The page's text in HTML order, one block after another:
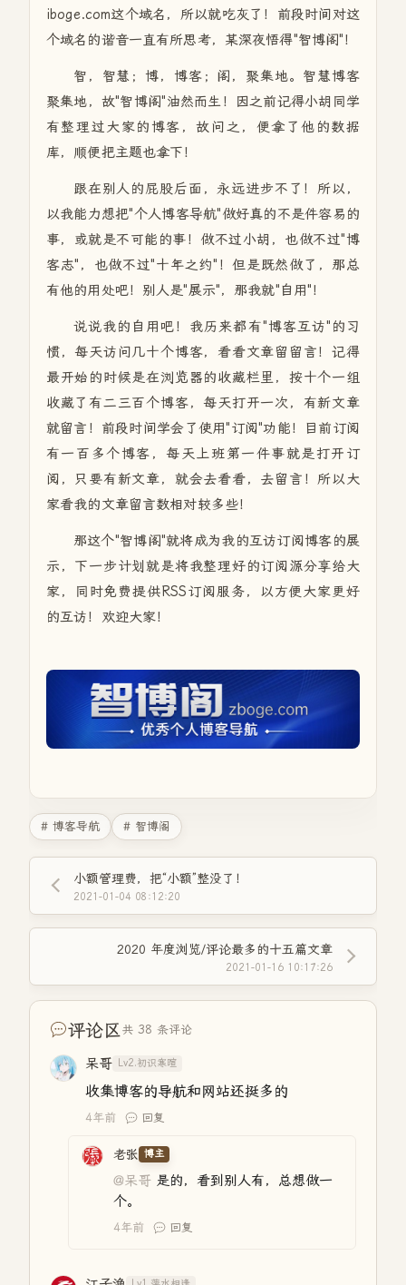
iboge.com这个域名，所以就吃灰了！前段时间对这
个域名的谐音一直有所思考，某深夜悟得"智博阁"！
智，智慧；博，博客；阁，聚集地。智慧博客
聚集地，故"智博阁"油然而生！因之前记得小胡同学
有整理过大家的博客，故问之，便拿了他的数据
库，顺便把主题也拿下！
跟在别人的屁股后面，永远进步不了！所以，
以我能力想把"个人博客导航"做好真的不是件容易的
事，或就是不可能的事！做不过小胡，也做不过"博
客志"，也做不过"十年之约"！但是既然做了，那总
有他的用处吧！别人是"展示"，那我就"自用"！
说说我的自用吧！我历来都有"博客互访"的习
惯，每天访问几十个博客，看看文章留留言！记得
最开始的时候是在浏览器的收藏栏里，按十个一组
收藏了有二三百个博客，每天打开一次，有新文章
就留言！前段时间学会了使用"订阅"功能！目前订阅
有一百多个博客，每天上班第一件事就是打开订
阅，只要有新文章，就会去看看，去留言！所以大
家看我的文章留言数相对较多些！
那这个"智博阁"就将成为我的互访订阅博客的展
示，下一步计划就是将我整理好的订阅源分享给大
家，同时免费提供RSS订阅服务，以方便大家更好
的互访！欢迎大家！
# 博客导航 # 智博阁
小额管理费，把“小额”整没了！
2021-01-04 08:12:20
2020 年度浏览/评论最多的十五篇文章
2021-01-16 10:17:26
评论区 共 38 条评论
呆哥 Lv2.初识寒暄
收集博客的导航和网站还挺多的
4年前 回复
老张 博主
@呆哥 是的，看到别人有，总想做一
个。
4年前 回复